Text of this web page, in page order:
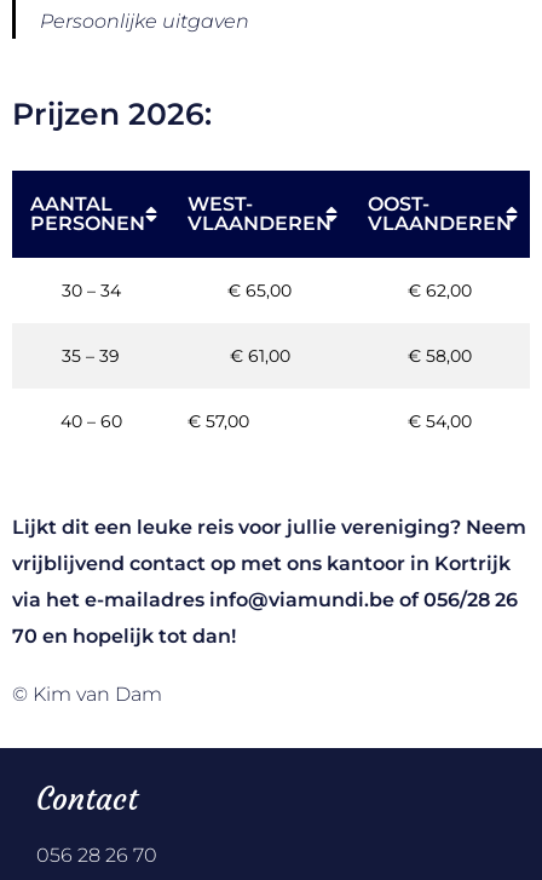
Persoonlijke uitgaven
Prijzen 2026:
AANTAL
PERSONEN
WEST-
VLAANDEREN
OOST-
VLAANDEREN
30 – 34 € 65,00 € 62,00
35 – 39 € 61,00 € 58,00
40 – 60 € 57,00 € 54,00
Lijkt dit een leuke reis voor jullie vereniging? Neem
vrijblijvend contact op met ons kantoor in Kortrijk
via het e-mailadres info@viamundi.be of056/28 26
70 en hopelijk tot dan!
© Kim van Dam
Contact
056 28 26 70